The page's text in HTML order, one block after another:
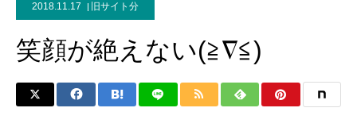
2018.11.17 旧サイト分
笑顔が絶えない(≧∇≦)